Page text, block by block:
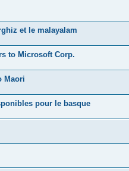
et le malayalam
to Microsoft Corp.
Maori
pour le basque